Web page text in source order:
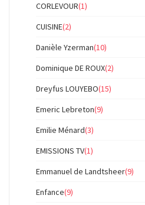
CORLEVOUR(1)
CUISINE(2)
Danièle Yzerman(10)
Dominique DE ROUX(2)
Dreyfus LOUYEBO(15)
Emeric Lebreton(9)
Emilie Ménard(3)
EMISSIONS TV(1)
Emmanuel de Landtsheer(9)
Enfance(9)